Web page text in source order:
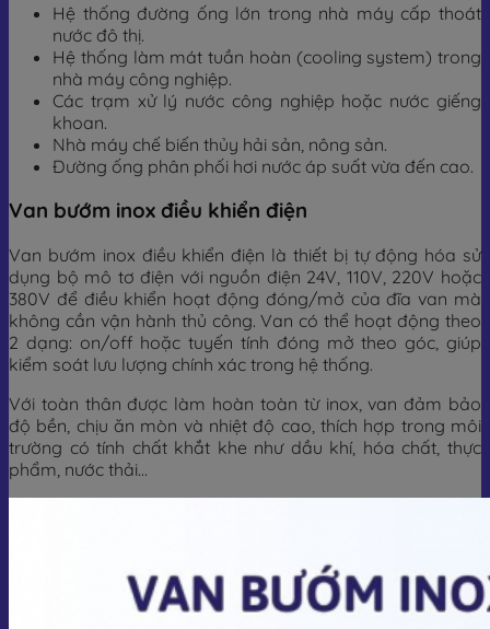
Hệ thống đường ống lớn trong nhà máy cấp thoát
nước đô thị.
Hệ thống làm mát tuần hoàn (cooling system) trong
nhà máy công nghiệp.
Các trạm xử lý nước công nghiệp hoặc nước giếng
khoan.
Nhà máy chế biến thủy hải sản, nông sản.
Đường ống phân phối hơi nước áp suất vừa đến cao.
Van bướm inox điều khiển điện
Van bướm inox điều khiển điện là thiết bị tự động hóa sử
dụng bộ mô tơ điện với nguồn điện 24V, 110V, 220V hoặc
380V để điều khiển hoạt động đóng/mở của đĩa van mà
không cần vận hành thủ công. Van có thể hoạt động theo
2 dạng: on/off hoặc tuyến tính đóng mở theo góc, giúp
kiểm soát lưu lượng chính xác trong hệ thống.
Với toàn thân được làm hoàn toàn từ inox, van đảm bảo
độ bền, chịu ăn mòn và nhiệt độ cao, thích hợp trong môi
trường có tính chất khắt khe như dầu khí, hóa chất, thực
phẩm, nước thải…